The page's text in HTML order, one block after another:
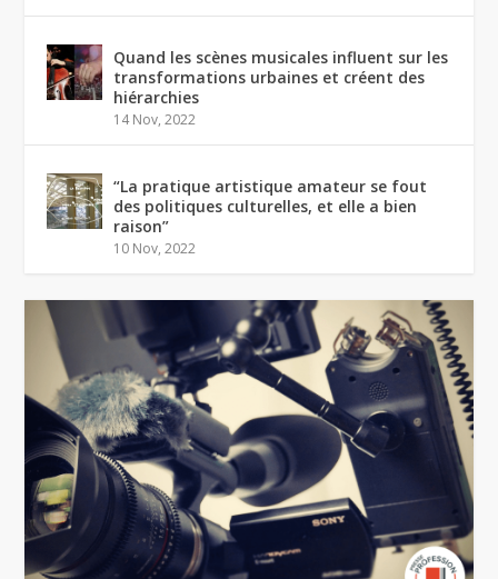
Quand les scènes musicales influent sur les
transformations urbaines et créent des
hiérarchies
14 Nov, 2022
“La pratique artistique amateur se fout
des politiques culturelles, et elle a bien
raison”
10 Nov, 2022